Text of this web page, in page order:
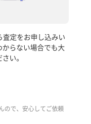
査定をお申し込みい
らない場合でも大
い。
ので、安心してご依頼